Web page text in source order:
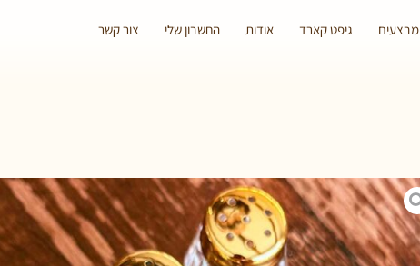
מבצעים גיפט קארד אודות החשבון שלי צור קשר